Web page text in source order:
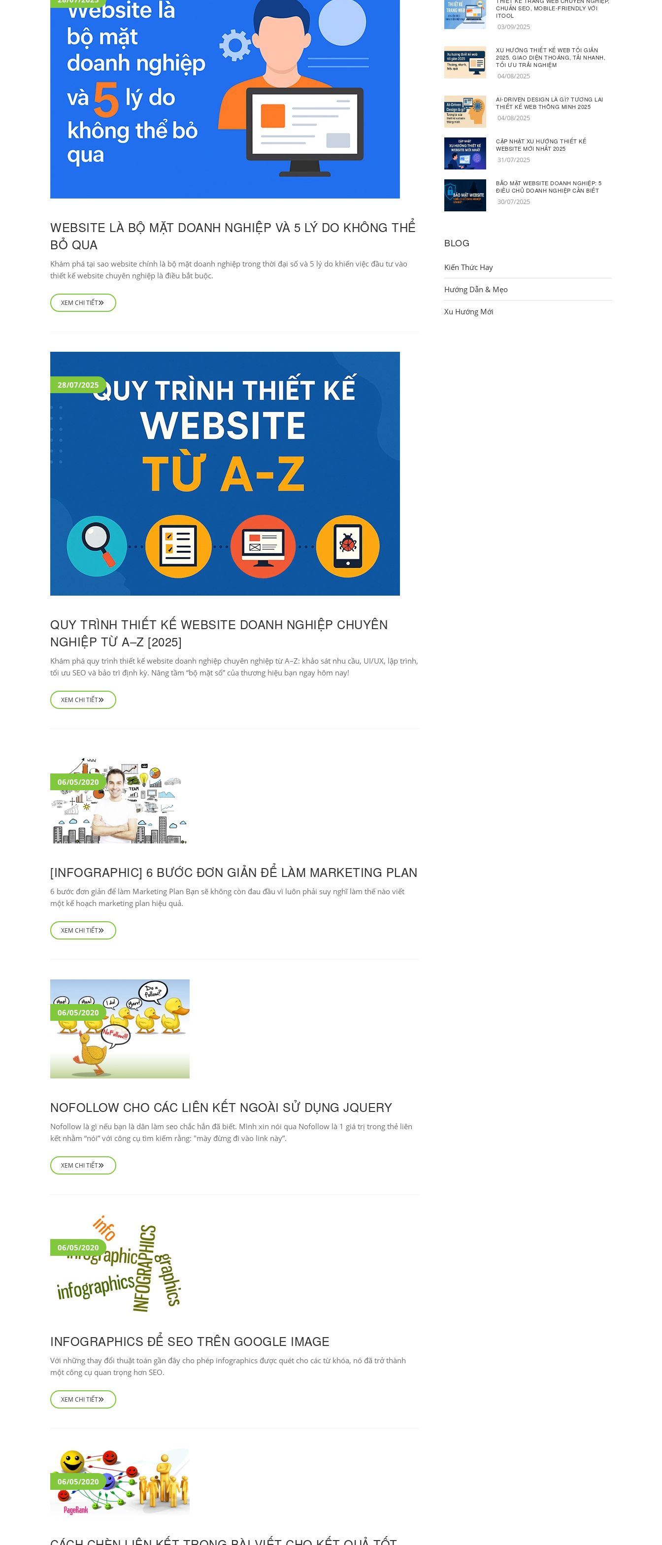
WEBSITE LÀ BỘ MẶT DOANH NGHIỆP VÀ 5 LÝ DO KHÔNG THỂ
BỎ QUA
Khám phá tại sao website chính là bộ mặt doanh nghiệp trong thời đại số và 5 lý do khiến việc đầu tư vào
thiết kế website chuyên nghiệp là điều bắt buộc.
XEM CHI TIẾT
28/07/2025
QUY TRÌNH THIẾT KẾ WEBSITE DOANH NGHIỆP CHUYÊN
NGHIỆP TỪ A–Z [2025]
Khám phá quy trình thiết kế website doanh nghiệp chuyên nghiệp từ A–Z: khảo sát nhu cầu, UI/UX, lập trình,
tối ưu SEO và bảo trì định kỳ. Nâng tầm “bộ mặt số” của thương hiệu bạn ngay hôm nay!
XEM CHI TIẾT
06/05/2020
[INFOGRAPHIC] 6 BƯỚC ĐƠN GIẢN ĐỂ LÀM MARKETING PLAN
6 bước đơn giản để làm Marketing Plan Bạn sẽ không còn đau đầu vì luôn phải suy nghĩ làm thế nào viết
một kế hoạch marketing plan hiệu quả.
XEM CHI TIẾT
06/05/2020
NOFOLLOW CHO CÁC LIÊN KẾT NGOÀI SỬ DỤNG JQUERY
Nofollow là gì nếu bạn là dân làm seo chắc hẳn đã biết. Mình xin nói qua Nofollow là 1 giá trị trong thẻ liên
kết nhằm “nói” với công cụ tìm kiếm rằng: "mày đừng đi vào link này”.
XEM CHI TIẾT
06/05/2020
INFOGRAPHICS ĐỂ SEO TRÊN GOOGLE IMAGE
Với những thay đổi thuật toán gần đây cho phép infographics được quét cho các từ khóa, nó đã trở thành
một công cụ quan trọng hơn SEO.
XEM CHI TIẾT
06/05/2020
CHUẨN SEO, MOBILE-FRIENDLY VỚI
ITOOL
03/09/2025
XU HƯỚNG THIẾT KẾ WEB TỐI GIẢN
2025. GIAO DIỆN THOÁNG, TẢI NHANH,
TỐI ƯU TRẢI NGHIỆM
04/08/2025
AI-DRIVEN DESIGN LÀ GÌ? TƯƠNG LAI
THIẾT KẾ WEB THÔNG MINH 2025
04/08/2025
CẬP NHẬT XU HƯỚNG THIẾT KẾ
WEBSITE MỚI NHẤT 2025
31/07/2025
BẢO MẬT WEBSITE DOANH NGHIỆP: 5
ĐIỀU CHỦ DOANH NGHIỆP CẦN BIẾT
30/07/2025
BLOG
Kiến Thức Hay
Hướng Dẫn & Mẹo
Xu Hướng Mới